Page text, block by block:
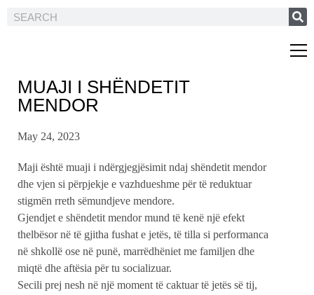
MUAJI I SHËNDETIT
MENDOR
May 24, 2023
Maji është muaji i ndërgjegjësimit ndaj shëndetit mendor
dhe vjen si përpjekje e vazhdueshme për të reduktuar
stigmën rreth sëmundjeve mendore.
Gjendjet e shëndetit mendor mund të kenë një efekt
thelbësor në të gjitha fushat e jetës, të tilla si performanca
në shkollë ose në punë, marrëdhëniet me familjen dhe
miqtë dhe aftësia për tu socializuar.
Secili prej nesh në një moment të caktuar të jetës së tij,